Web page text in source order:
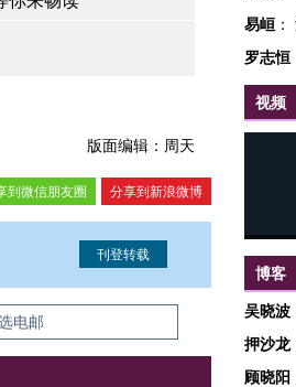
版面编辑：周天
分享到新浪微博
到微信朋友圈
电邮
易峘 ：
罗志恒
视频
博客
吴晓波
押沙龙
顾晓阳